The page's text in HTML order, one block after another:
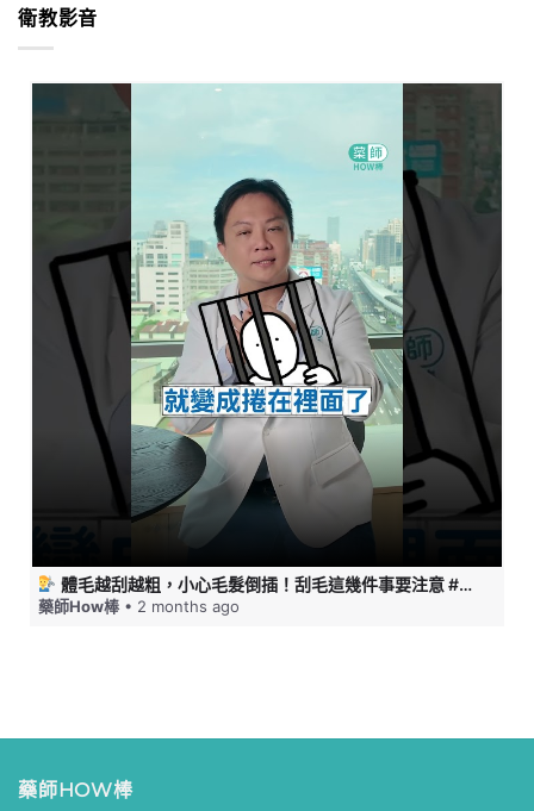
衛教影音
體毛越刮越粗，小心毛髮倒插！刮毛這幾件事要注意 #藥師HOW棒
藥師How棒 • 2 months ago
藥師HOW棒